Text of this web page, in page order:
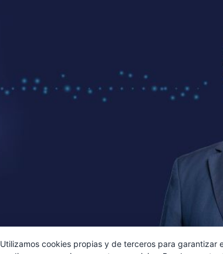
Utilizamos cookies propias y de terceros para garantizar